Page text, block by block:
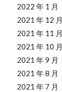
2022 年 1 月
2021 年 12 月
2021 年 11 月
2021 年 10 月
2021 年 9 月
2021 年 8 月
2021 年 7 月